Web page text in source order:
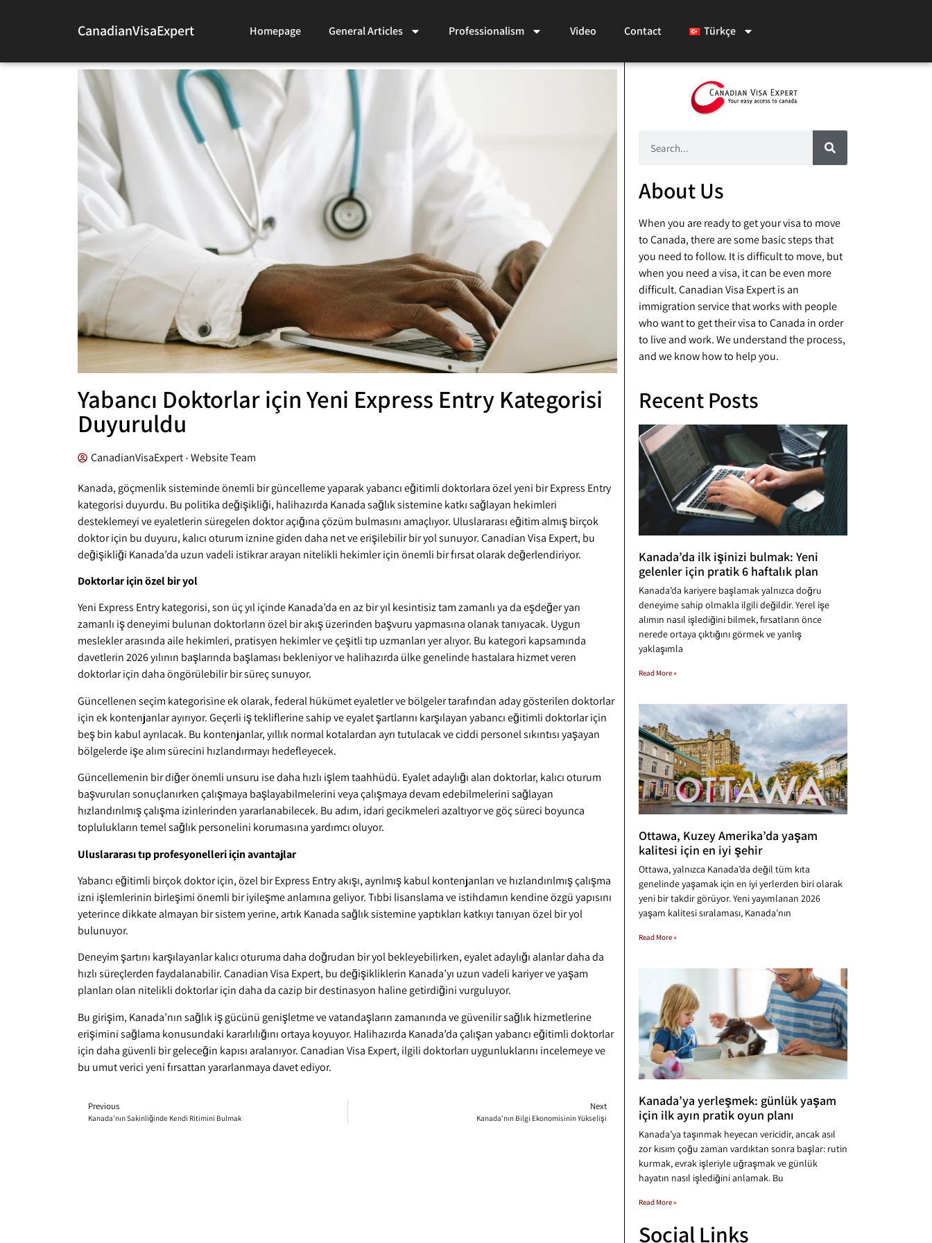
CanadianVisaExpert Homepage General Articles Professionalism Video Contact Türkçe
Yabancı Doktorlar için Yeni Express Entry Kategorisi
Duyuruldu
CanadianVisaExpert - Website Team
Kanada, göçmenlik sisteminde önemli bir güncelleme yaparak yabancı eğitimli doktorlara özel yeni bir Express Entry
kategorisi duyurdu. Bu politika değişikliği, halihazırda Kanada sağlık sistemine katkı sağlayan hekimleri
desteklemeyi ve eyaletlerin süregelen doktor açığına çözüm bulmasını amaçlıyor. Uluslararası eğitim almış birçok
doktor için bu duyuru, kalıcı oturum iznine giden daha net ve erişilebilir bir yol sunuyor. Canadian Visa Expert, bu
değişikliği Kanada’da uzun vadeli istikrar arayan nitelikli hekimler için önemli bir fırsat olarak değerlendiriyor.
Doktorlar için özel bir yol
Yeni Express Entry kategorisi, son üç yıl içinde Kanada’da en az bir yıl kesintisiz tam zamanlı ya da eşdeğer yarı
zamanlı iş deneyimi bulunan doktorların özel bir akış üzerinden başvuru yapmasına olanak tanıyacak. Uygun
meslekler arasında aile hekimleri, pratisyen hekimler ve çeşitli tıp uzmanları yer alıyor. Bu kategori kapsamında
davetlerin 2026 yılının başlarında başlaması bekleniyor ve halihazırda ülke genelinde hastalara hizmet veren
doktorlar için daha öngörülebilir bir süreç sunuyor.
Güncellenen seçim kategorisine ek olarak, federal hükümet eyaletler ve bölgeler tarafından aday gösterilen doktorlar
için ek kontenjanlar ayırıyor. Geçerli iş tekliflerine sahip ve eyalet şartlarını karşılayan yabancı eğitimli doktorlar için
beş bin kabul ayrılacak. Bu kontenjanlar, yıllık normal kotalardan ayrı tutulacak ve ciddi personel sıkıntısı yaşayan
bölgelerde işe alım sürecini hızlandırmayı hedefleyecek.
Güncellemenin bir diğer önemli unsuru ise daha hızlı işlem taahhüdü. Eyalet adaylığı alan doktorlar, kalıcı oturum
başvuruları sonuçlanırken çalışmaya başlayabilmelerini veya çalışmaya devam edebilmelerini sağlayan
hızlandırılmış çalışma izinlerinden yararlanabilecek. Bu adım, idari gecikmeleri azaltıyor ve göç süreci boyunca
toplulukların temel sağlık personelini korumasına yardımcı oluyor.
Uluslararası tıp profesyonelleri için avantajlar
Yabancı eğitimli birçok doktor için, özel bir Express Entry akışı, ayrılmış kabul kontenjanları ve hızlandırılmış çalışma
izni işlemlerinin birleşimi önemli bir iyileşme anlamına geliyor. Tıbbi lisanslama ve istihdamın kendine özgü yapısını
yeterince dikkate almayan bir sistem yerine, artık Kanada sağlık sistemine yaptıkları katkıyı tanıyan özel bir yol
bulunuyor.
Deneyim şartını karşılayanlar kalıcı oturuma daha doğrudan bir yol bekleyebilirken, eyalet adaylığı alanlar daha da
hızlı süreçlerden faydalanabilir. Canadian Visa Expert, bu değişikliklerin Kanada’yı uzun vadeli kariyer ve yaşam
planları olan nitelikli doktorlar için daha da cazip bir destinasyon haline getirdiğini vurguluyor.
Bu girişim, Kanada’nın sağlık iş gücünü genişletme ve vatandaşların zamanında ve güvenilir sağlık hizmetlerine
erişimini sağlama konusundaki kararlılığını ortaya koyuyor. Halihazırda Kanada’da çalışan yabancı eğitimli doktorlar
için daha güvenli bir geleceğin kapısı aralanıyor. Canadian Visa Expert, ilgili doktorları uygunluklarını incelemeye ve
bu umut verici yeni fırsattan yararlanmaya davet ediyor.
Previous
Kanada’nın Sakinliğinde Kendi Ritimini Bulmak
Next
Kanada’nın Bilgi Ekonomisinin Yükselişi
About Us
When you are ready to get your visa to move
to Canada, there are some basic steps that
you need to follow. It is difficult to move, but
when you need a visa, it can be even more
difficult. Canadian Visa Expert is an
immigration service that works with people
who want to get their visa to Canada in order
to live and work. We understand the process,
and we know how to help you.
Recent Posts
Kanada’da ilk işinizi bulmak: Yeni
gelenler için pratik 6 haftalık plan
Kanada’da kariyere başlamak yalnızca doğru
deneyime sahip olmakla ilgili değildir. Yerel işe
alımın nasıl işlediğini bilmek, fırsatların önce
nerede ortaya çıktığını görmek ve yanlış
yaklaşımla
Read More »
Ottawa, Kuzey Amerika’da yaşam
kalitesi için en iyi şehir
Ottawa, yalnızca Kanada’da değil tüm kıta
genelinde yaşamak için en iyi yerlerden biri olarak
yeni bir takdir görüyor. Yeni yayımlanan 2026
yaşam kalitesi sıralaması, Kanada’nın
Read More »
Kanada’ya yerleşmek: günlük yaşam
için ilk ayın pratik oyun planı
Kanada’ya taşınmak heyecan vericidir, ancak asıl
zor kısım çoğu zaman vardıktan sonra başlar: rutin
kurmak, evrak işleriyle uğraşmak ve günlük
hayatın nasıl işlediğini anlamak. Bu
Read More »
Social Links